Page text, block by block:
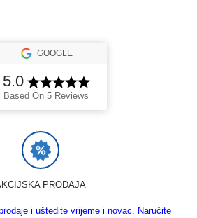
GOOGLE
5.0
Based On 5 Reviews
PRODAJA
i uštedite vrijeme i novac. Naručite